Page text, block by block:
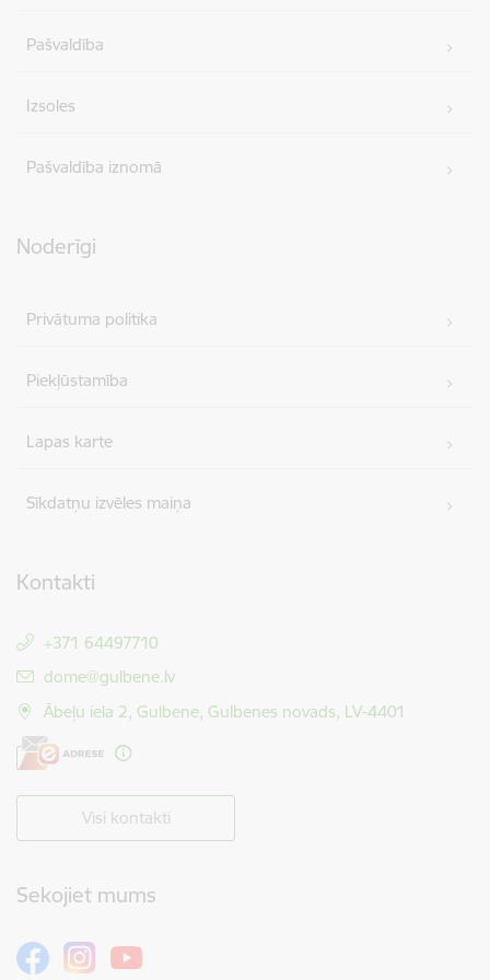
Pašvaldība
Izsoles
Pašvaldība iznomā
Noderīgi
Privātuma politika
Piekļūstamība
Lapas karte
Sīkdatņu izvēles maiņa
Kontakti
+371 64497710
E-pasts:
dome@gulbene.lv
Ābeļu iela 2, Gulbene, Gulbenes novads, LV-4401
Visi kontakti
Sekojiet mums